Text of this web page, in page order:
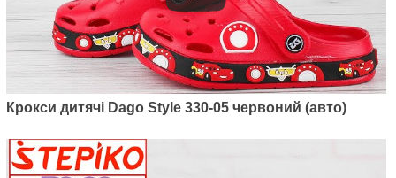
Крокси дитячі Dago Style 330-05 червоний (авто)